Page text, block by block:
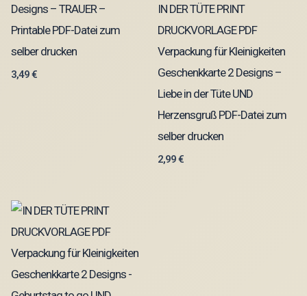
Designs – TRAUER –
Printable PDF-Datei zum
selber drucken
3,49€
IN DER TÜTE PRINT
DRUCKVORLAGE PDF
Verpackung für Kleinigkeiten
Geschenkkarte 2 Designs –
Liebe in der Tüte UND
Herzensgruß PDF-Datei zum
selber drucken
2,99€